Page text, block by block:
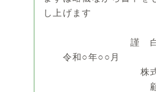
し上げます
謹
令和○年○○月
株式会社
顧問